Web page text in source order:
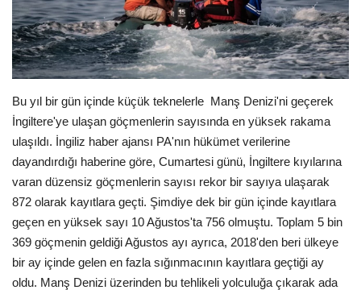
Londra
İngiltere
Videolar
İş & Ekonomi
Pazaryeri
Kültür - Sanat
Firma Rehberi
Bu yıl bir gün içinde küçük teknelerle Manş Denizi'ni geçerek
İngiltere'ye ulaşan göçmenlerin sayısında en yüksek rakama
ulaşıldı. İngiliz haber ajansı PA'nın hükümet verilerine
dayandırdığı haberine göre, Cumartesi günü, İngiltere kıyılarına
varan düzensiz göçmenlerin sayısı rekor bir sayıya ulaşarak
872 olarak kayıtlara geçti. Şimdiye dek bir gün içinde kayıtlara
geçen en yüksek sayı 10 Ağustos'ta 756 olmuştu. Toplam 5 bin
369 göçmenin geldiği Ağustos ayı ayrıca, 2018'den beri ülkeye
bir ay içinde gelen en fazla sığınmacının kayıtlara geçtiği ay
oldu. Manş Denizi üzerinden bu tehlikeli yolculuğa çıkarak ada